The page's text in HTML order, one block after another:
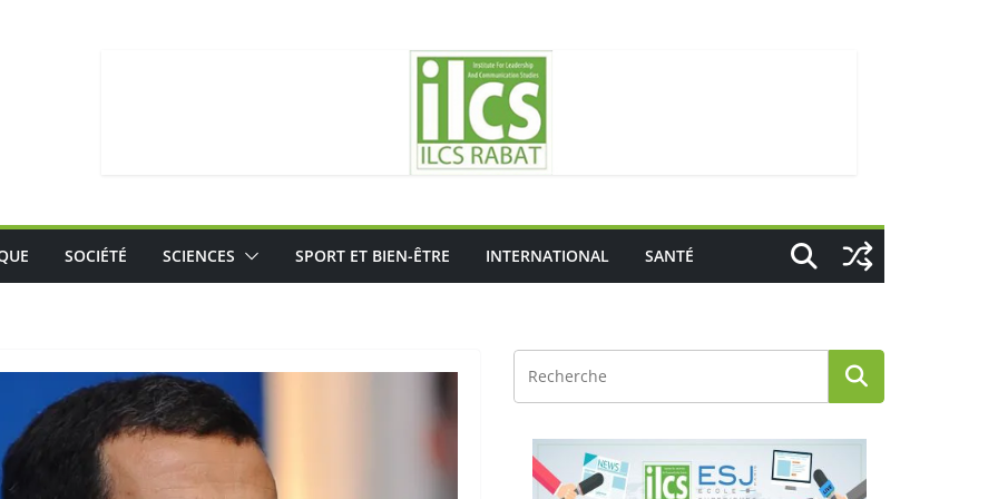
SOCIÉTÉ SCIENCES SPORT ET BIEN-ÊTRE INTERNATIONAL SANTÉ